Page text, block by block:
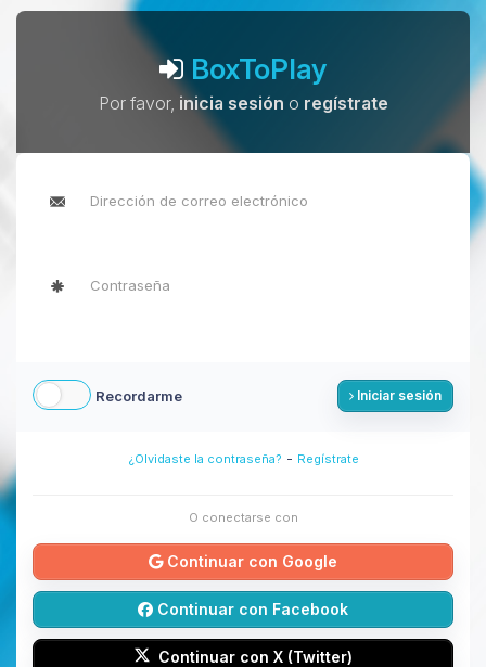
BoxToPlay
Por favor, inicia sesión o regístrate
Recordarme Iniciar sesión
¿Olvidaste la contraseña? - Regístrate
O conectarse con
Continuar con Google
Continuar con Facebook
Continuar con X (Twitter)